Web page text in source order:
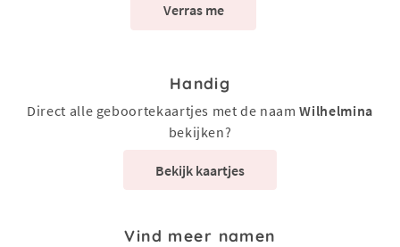
Verras me
Handig
Direct alle geboortekaartjes met de naamWilhelmina
bekijken?
Bekijk kaartjes
Vind meer namen